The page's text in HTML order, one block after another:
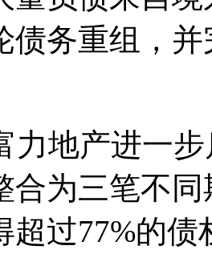
债务重组，
力地产进一
合为三笔不
超过77%的